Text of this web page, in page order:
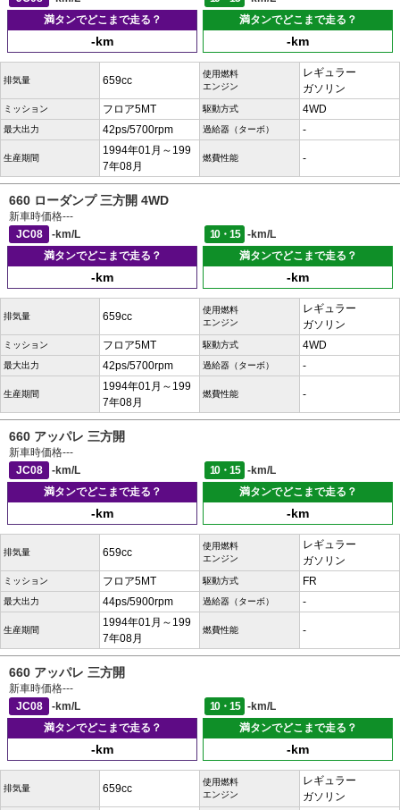
満タンでどこまで走る？
-km
満タンでどこまで走る？
-km
排気量 659cc
使用燃料
エンジン
レギュラー
ガソリン
ミッション フロア5MT 駆動方式 4WD
最大出力 42ps/5700rpm 過給器（ターボ） -
生産期間
1994年01月～199
7年08月
燃費性能 -
660 ローダンプ 三方開 4WD
新車時価格---
JC08
-km/L 10・15
-km/L
満タンでどこまで走る？
-km
満タンでどこまで走る？
-km
排気量 659cc
使用燃料
エンジン
レギュラー
ガソリン
ミッション フロア5MT 駆動方式 4WD
最大出力 42ps/5700rpm 過給器（ターボ） -
生産期間
1994年01月～199
7年08月
燃費性能 -
660 アッパレ 三方開
新車時価格---
JC08
-km/L 10・15
-km/L
満タンでどこまで走る？
-km
満タンでどこまで走る？
-km
排気量 659cc
使用燃料
エンジン
レギュラー
ガソリン
ミッション フロア5MT 駆動方式 FR
最大出力 44ps/5900rpm 過給器（ターボ） -
生産期間
1994年01月～199
7年08月
燃費性能 -
660 アッパレ 三方開
新車時価格---
JC08
-km/L 10・15
-km/L
満タンでどこまで走る？
-km
満タンでどこまで走る？
-km
排気量 659cc
使用燃料
エンジン
レギュラー
ガソリン